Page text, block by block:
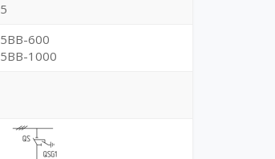
5
5BB-600
5BB-1000